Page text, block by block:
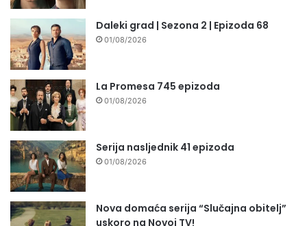
Daleki grad | Sezona 2 | Epizoda 68
01/08/2026
La Promesa 745 epizoda
01/08/2026
Serija nasljednik 41 epizoda
01/08/2026
Nova domaća serija “Slučajna obitelj”
uskoro na Novoj TV!